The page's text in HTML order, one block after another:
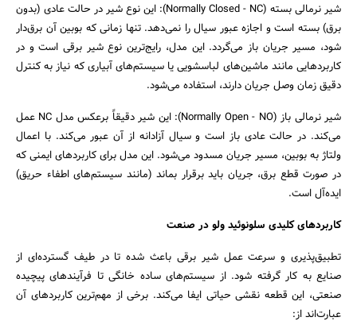
جستجو
شیر نرمالی بسته (Normally Closed - NC): این نوع شیر در حالت عادی (بدون
برق) بسته است و اجازه عبور سیال را نمی‌دهد. تنها زمانی که بوبین آن برق‌دار
شود، مسیر جریان باز می‌گردد. این مدل، رایج‌ترین نوع شیر برقی است و در
کاربردهایی مانند ماشین‌های لباسشویی یا سیستم‌های آبیاری که نیاز به کنترل
دقیق زمان وصل جریان دارند، استفاده می‌شود.
شیر نرمالی باز (Normally Open - NO): این شیر دقیقاً برعکس مدل NC عمل
می‌کند. در حالت عادی باز است و سیال آزادانه از آن عبور می‌کند. با اعمال
ولتاژ به بوبین، مسیر جریان مسدود می‌شود. این مدل برای کاربردهای ایمنی که
در صورت قطع برق، جریان باید برقرار بماند (مانند سیستم‌های اطفاء حریق)
ایده‌آل است.
کاربردهای کلیدی سلونوئید ولو در صنعت
تطبیق‌پذیری و سرعت عمل شیر برقی باعث شده تا در طیف گسترده‌ای از
صنایع به کار گرفته شود. از سیستم‌های ساده خانگی تا فرآیندهای پیچیده
صنعتی، این قطعه نقشی حیاتی ایفا می‌کند. برخی از مهم‌ترین کاربردهای آن
عبارت‌اند از: